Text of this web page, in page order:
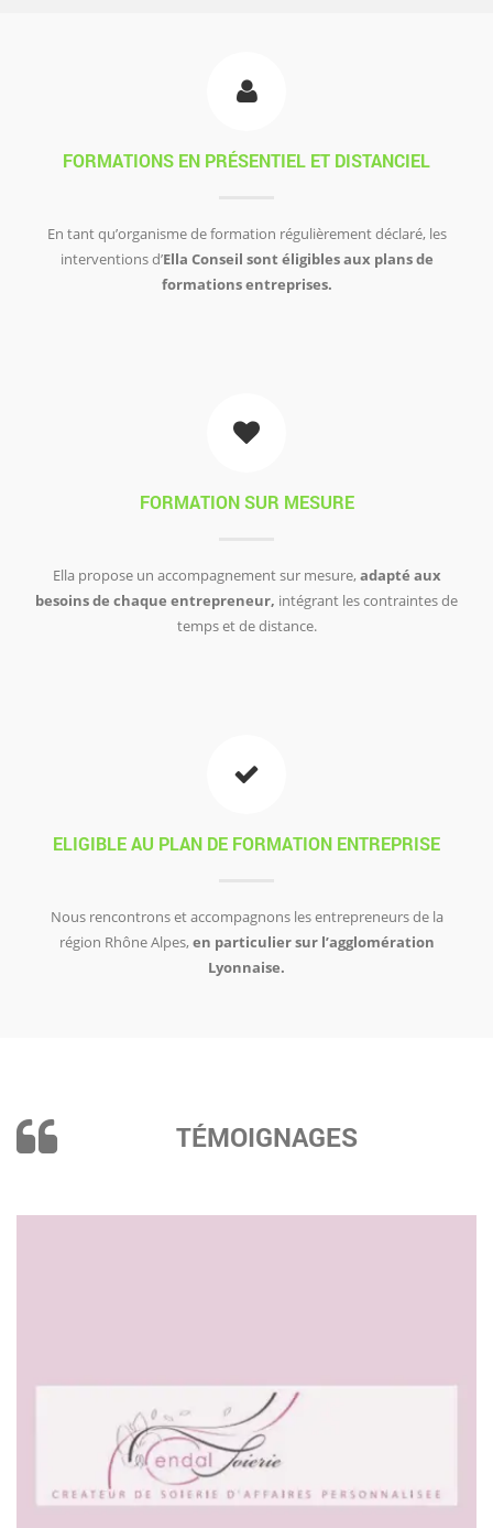
FORMATIONS EN PRÉSENTIEL ET DISTANCIEL
En tant qu’organisme de formation régulièrement déclaré, les
interventions d’Ella Conseil sont éligibles aux plans de
formations entreprises.
FORMATION SUR MESURE
Ella propose un accompagnement sur mesure,adapté aux
besoins de chaque entrepreneur, intégrant les contraintes de
temps et de distance.
ELIGIBLE AU PLAN DE FORMATION ENTREPRISE
Nous rencontrons et accompagnons les entrepreneurs de la
région Rhône Alpes,en particulier sur l’agglomération
Lyonnaise.
TÉMOIGNAGES